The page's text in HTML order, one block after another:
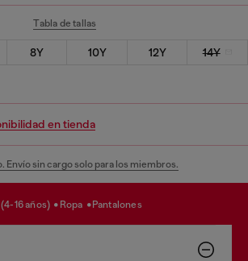
Tabla de tallas
8Y 10Y 12Y
14Y
en tienda
Envío sin cargo solo para los miembros.
16 años) ropa pantalones